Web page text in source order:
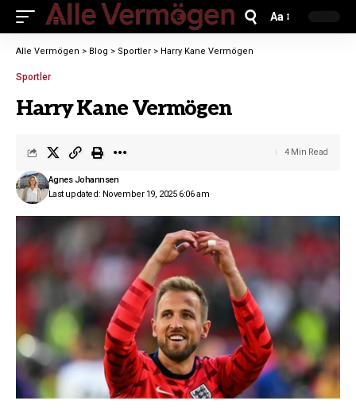
Aa
Alle Vermögen > Blog > Sportler > Harry Kane Vermögen
Sportler
Harry Kane Vermögen
Last updated: November 19, 2025 6:06 am
Agnes Johannsen
4 Min Read